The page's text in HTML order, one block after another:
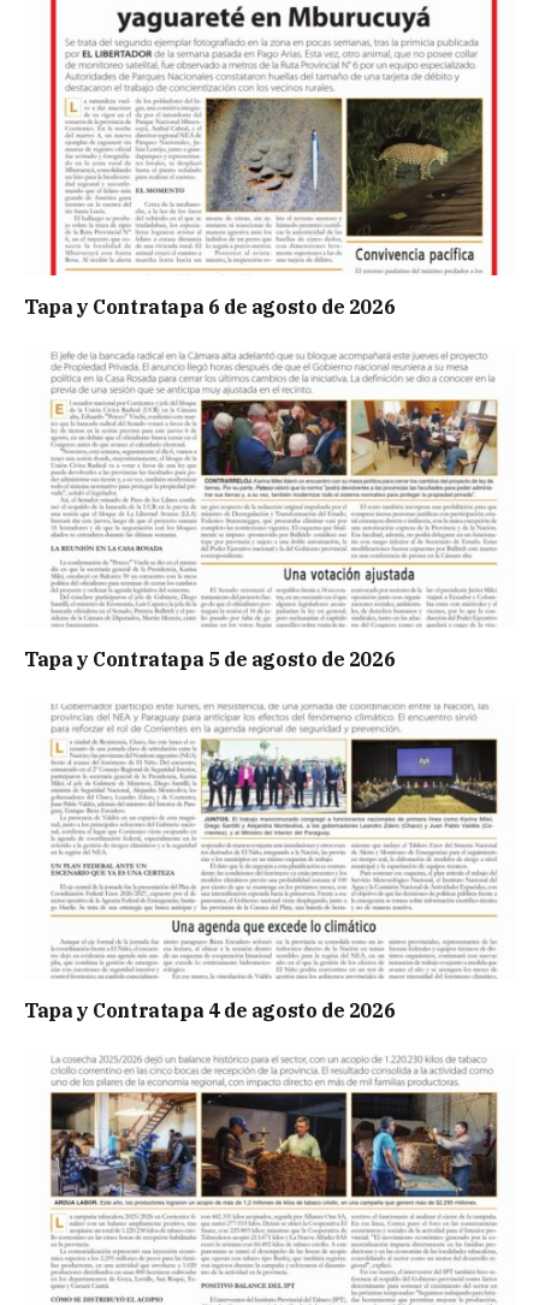
Tapa y Contratapa 6 de agosto de 2026
Tapa y Contratapa 5 de agosto de 2026
Tapa y Contratapa 4 de agosto de 2026